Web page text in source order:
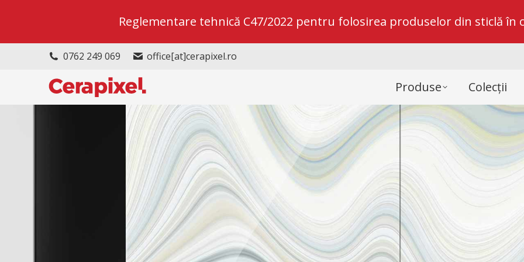
0762 249 069 office[at]cerapixel.ro
Produse Colecții
Reglementare tehnică C47/2022 pentru folosirea produselor din sticlă în